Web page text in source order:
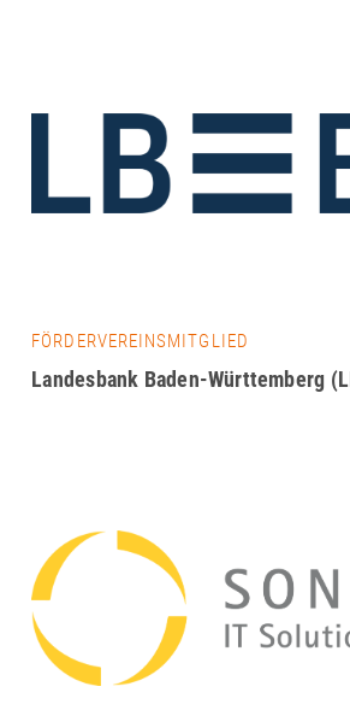
FÖRDERVEREINSMITGLIED
Landesbank Baden-Württemberg